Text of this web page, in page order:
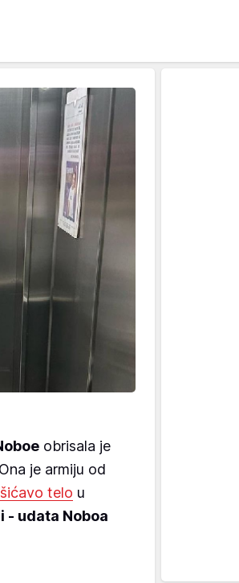
obrisala je
je armiju od
telo u
- udata Noboa